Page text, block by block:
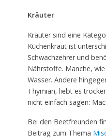
Kräuter
Kräuter sind eine
Küchenkraut ist
Schwachzehrer und
Nährstoffe. Manche,
Wasser. Andere
Thymian, liebt es
nicht einfach sagen:
Bei den Beetfreunden
Beitrag zum Thema